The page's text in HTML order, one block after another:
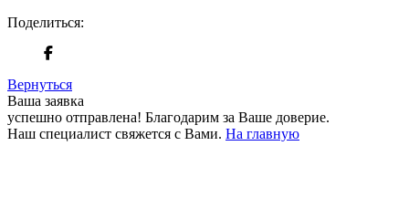
Поделиться:
Вернуться
Ваша заявка
успешно отправлена! Благодарим за Ваше доверие.
Наш специалист свяжется с Вами. На главную